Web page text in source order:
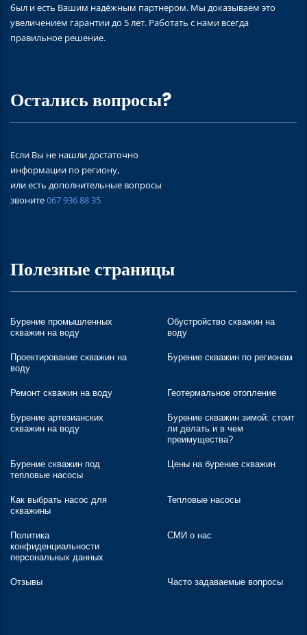
был и есть Вашим надёжным партнером. Мы доказываем это
увеличением гарантии до 5 лет. Работать с нами всегда
правильное решение.
Остались вопросы?
Если Вы не нашли достаточно
информации по региону,
или есть дополнительные вопросы
звоните067 936 88 35
Полезные страницы
Бурение промышленных
скважин на воду
Обустройство скважин на
воду
Проектирование скважин на
воду
Бурение скважин по регионам
Ремонт скважин на воду Геотермальное отопление
Бурение артезианских
скважин на воду
Бурение скважин зимой: стоит
ли делать и в чем
преимущества?
Бурение скважин под
тепловые насосы
Цены на бурение скважин
Как выбрать насос для
скважины
Тепловые насосы
Политика
конфиденциальности
персональных данных
СМИ о нас
Отзывы Часто задаваемые вопросы